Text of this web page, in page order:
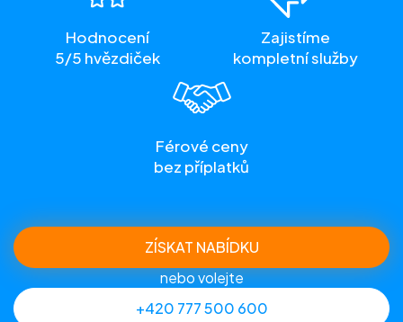
Hodnocení
5/5 hvězdiček
Zajistíme
kompletní služby
Férové ceny
bez příplatků
ZÍSKAT NABÍDKU
nebo volejte
+420 777 500 600